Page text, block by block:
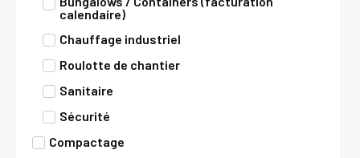
calendaire)
Chauffage industriel
Roulotte de chantier
Sanitaire
Sécurité
Compactage